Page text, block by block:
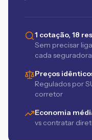
1 cotação, 18
Sem precisar
cada seguradora
Preços
Regulados por
corretor
Economia
vs contratar